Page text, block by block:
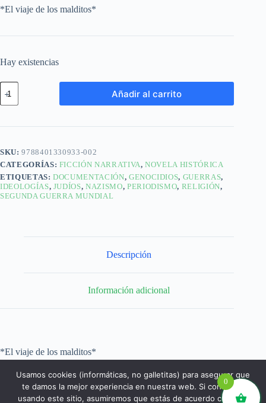
*El viaje de los malditos*
Hay existencias
Añadir al carrito
SKU:9788401330933-002
CATEGORÍAS: FICCIÓN NARRATIVA,NOVELA HISTÓRICA
ETIQUETAS:DOCUMENTACIÓN, GENOCIDIOS, GUERRAS,
IDEOLOGÍAS, JUDÍOS,NAZISMO, PERIODISMO, RELIGIÓN,
SEGUNDA GUERRA MUNDIAL
Descripción
Información adicional
*El viaje de los malditos*
0
Usamos cookies (informáticas, no galletitas) para asegurar que
te damos la mejor experiencia en nuestra web. Si continúas
usando este sitio, asumiremos que estás de acuerdo con ello.